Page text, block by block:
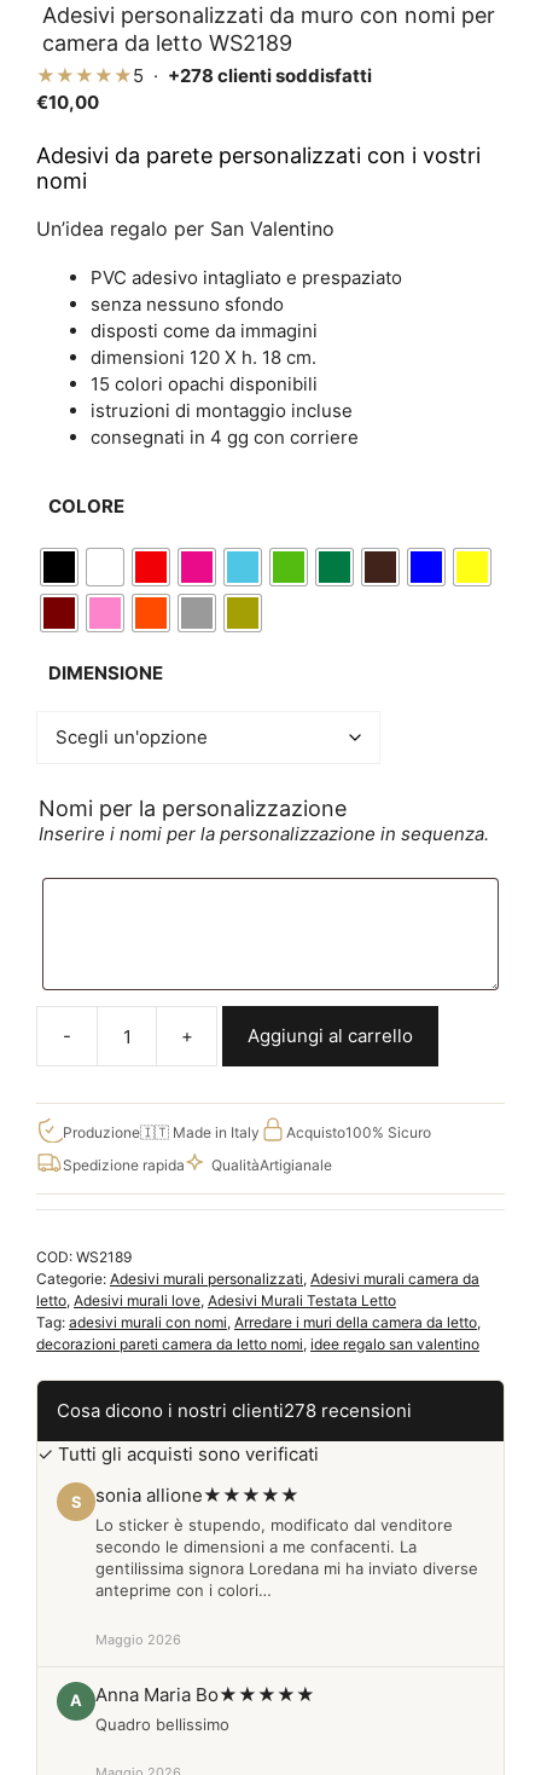
Adesivi personalizzati da muro con nomi per
camera da letto WS2189
★★★★★5 · +278 clienti soddisfatti
€10,00
Adesivi da parete personalizzati con i vostri
nomi
Un’idea regalo per San Valentino
PVC adesivo intagliato e prespaziato
senza nessuno sfondo
disposti come da immagini
dimensioni 120 X h. 18 cm.
15 colori opachi disponibili
istruzioni di montaggio incluse
consegnati in 4 gg con corriere
COLORE
DIMENSIONE
Nomi per la personalizzazione
Inserire i nomi per la personalizzazione in sequenza.
Nomi
Adesivi
personalizzati
da
muro
per
letto
WS2189
quantità
Aggiungi al carrello
Produzione🇮🇹 Made in Italy Acquisto100% Sicuro
Spedizione rapida
QualitàArtigianale
COD: WS2189
Categorie: Adesivi murali personalizzati, Adesivi murali camera da
letto, Adesivi murali love, Adesivi Murali Testata Letto
Tag: adesivi murali con nomi, Arredare i muri della camera da letto,
decorazioni pareti camera da letto nomi, idee regalo san valentino
Cosa dicono i nostri clienti278 recensioni
✓ Tutti gli acquisti sono verificati
S sonia allione★★★★★
Lo sticker è stupendo, modificato dal venditore
secondo le dimensioni a me confacenti. La
gentilissima signora Loredana mi ha inviato diverse
anteprime con i colori…
Maggio 2026
A Anna Maria Bo★★★★★
Quadro bellissimo